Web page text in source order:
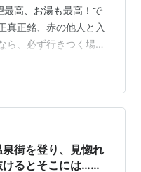
最高、お湯も最高！で
真正銘、赤の他人と入
ら、必ず行きつく場所
！」という時に便利
アップしてみました。
で使えるアイテムも一
ぎ） いきなり最適
ろうか？水着や湯浴み
心して…
街を登り、見惚れ
けるとそこには…